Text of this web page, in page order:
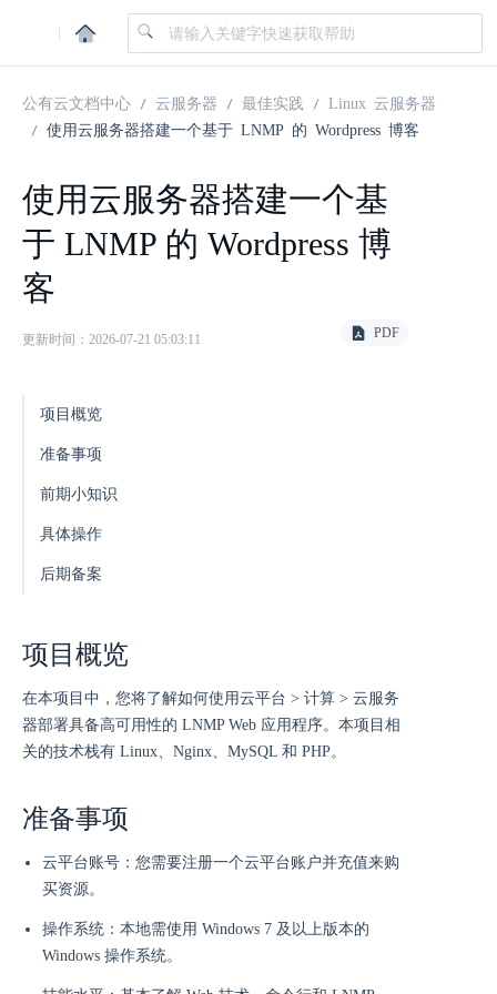
|
公有云文档中心 云服务器 最佳实践
Linux 云服务器
使用云服务器搭建一个基于 LNMP 的 Wordpress 博客
使用云服务器搭建一个基
于 LNMP 的 Wordpress 博
客
更新时间：2026-07-21 05:03:11 PDF
项目概览
准备事项
前期小知识
具体操作
后期备案
项目概览
在本项目中，您将了解如何使用云平台 > 计算 > 云服务
器部署具备高可用性的 LNMP Web 应用程序。本项目相
关的技术栈有 Linux、Nginx、MySQL 和 PHP。
准备事项
云平台账号：您需要注册一个云平台账户并充值来购
买资源。
操作系统：本地需使用 Windows 7 及以上版本的
Windows 操作系统。